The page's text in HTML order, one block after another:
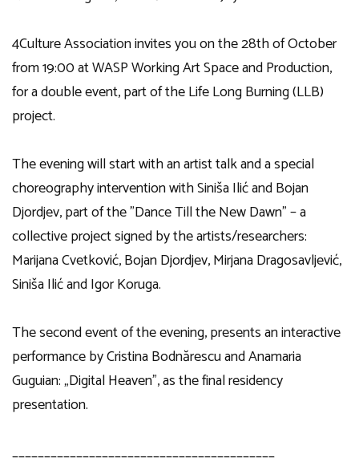
4Culture Association invites you on the 28th of October
from 19:00 at WASP Working Art Space and Production,
for a double event, part of the Life Long Burning (LLB)
project.
The evening will start with an artist talk and a special
choreography intervention with Siniša Ilić and Bojan
Djordjev, part of the ”Dance Till the New Dawn” – a
collective project signed by the artists/researchers:
Marijana Cvetković, Bojan Djordjev, Mirjana Dragosavljević,
Siniša Ilić and Igor Koruga.
The second event of the evening, presents an interactive
performance by Cristina Bodnărescu and Anamaria
Guguian: „Digital Heaven”, as the final residency
presentation.
_________________________________________